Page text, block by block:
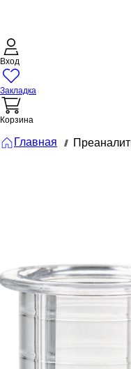
Вход
Закладка
Корзина
Главная ///